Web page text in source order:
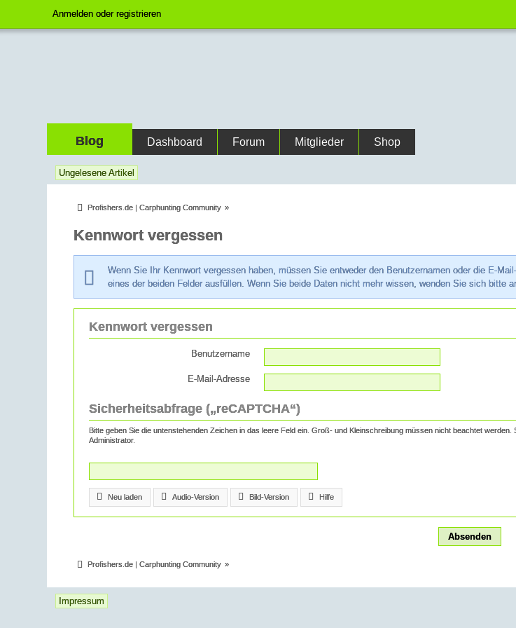
Anmelden oder registrieren
Blog Dashboard Forum Mitglieder Shop
Ungelesene Artikel
Profishers.de | Carphunting Community »
Kennwort vergessen
Wenn Sie Ihr Kennwort vergessen haben, müssen Sie entweder den Benutzernamen oder die E-
eines der beiden Felder ausfüllen. Wenn Sie beide Daten nicht mehr wissen, wenden Sie sich bitte
Kennwort vergessen
Benutzername
E-Mail-Adresse
Sicherheitsabfrage („reCAPTCHA“)
Bitte geben Sie die untenstehenden Zeichen in das leere Feld ein. Groß- und Kleinschreibung müssen nicht beachtet
Administrator.
Neu laden Audio-Version Bild-Version Hilfe
Profishers.de | Carphunting Community »
Impressum